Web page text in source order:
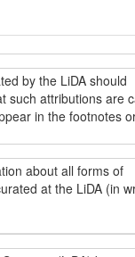
pagal
viešosios
kitaip
duomenimis
apribojimų, visi
saugomų
medžiagą, tyrimo
ir kitą
tarptautinę
sutikti su
LiDA Dataverse
prie kurios
identifikuoti
pasižadėjimo
apsaugos teisės
by the LiDA should
such attributions are
in the footnotes
pagrindu, turi būti
Šiuo reikalavimu
about all forms of
at the LiDA (in